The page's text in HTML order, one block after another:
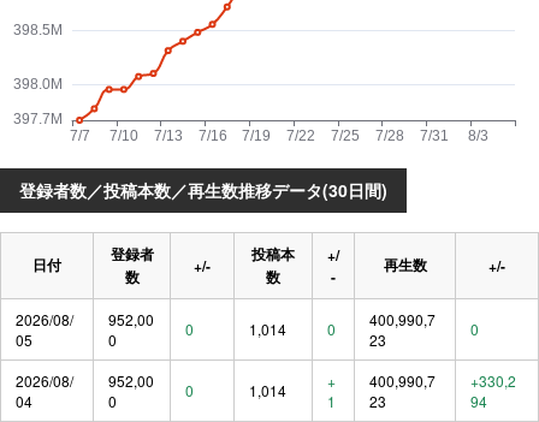
登録者数／投稿本数／再生数推移データ(30日間)
日付
登録者
数
+/-
投稿本
数
+/
-
再生数 +/-
2026/08/
05
952,00
0
0 1,014 0
400,990,7
23
0
2026/08/
04
952,00
0
0 1,014
+
1
400,990,7
23
+330,2
94